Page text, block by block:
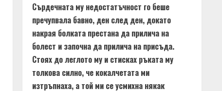
Сърдечната му недостатъчност го беше
пречупвала бавно, ден след ден, докато
накрая болката престана да прилича на
болест и започна да прилича на присъда.
Стоях до леглото му и стисках ръката му
толкова силно, че кокалчетата ми
изтръпнаха, а той ми се усмихна някак